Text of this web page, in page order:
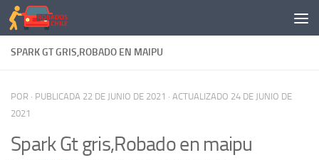
Saltar al contenido
SPARK GT GRIS,ROBADO EN MAIPU
POR · PUBLICADA 22 DE JUNIO DE 2021 · ACTUALIZADO 24 DE JUNIO DE
2021
Spark Gt gris,Robado en maipu